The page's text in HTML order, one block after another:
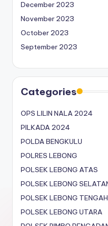
December 2023
November 2023
October 2023
September 2023
Categories
OPS LILIN NALA 2024
PILKADA 2024
POLDA BENGKULU
POLRES LEBONG
POLSEK LEBONG ATAS
POLSEK LEBONG
POLSEK LEBONG TENGAH
POLSEK LEBONG UTARA